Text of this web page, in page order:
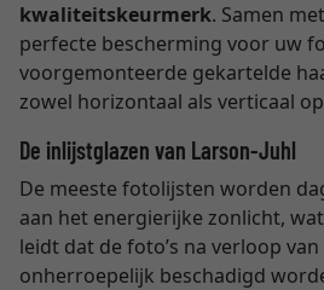
kwaliteitskeurmerk. Samen
perfecte bescherming voor uw
voorgemonteerde gekartelde
zowel horizontaal als verticaal
De inlijstglazen van Larson-Juhl
De meeste fotolijsten worden
aan het energierijke zonlicht,
leidt dat de foto’s na verloop
onherroepelijk beschadigd